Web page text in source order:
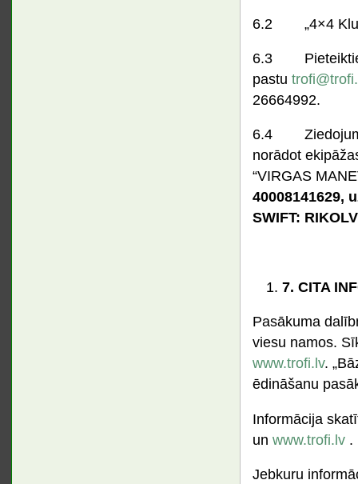
6.2 „4×4
6.3 Pieteikties
pastu
26664992.
6.4
norādot
“VIRGAS
40008141629,
SWIFT:
7. CITA
Pasākuma
viesu namos.
www.trofi.lv.
ēdināšanu
Informācija
un www.trofi.lv.
Jebkuru